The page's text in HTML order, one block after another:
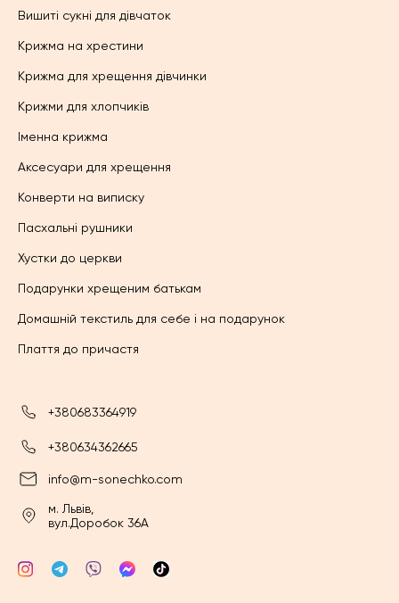
Вишиті сукні для дівчаток
Крижма на хрестини
Крижма для хрещення дівчинки
Крижми для хлопчиків
Іменна крижма
Аксесуари для хрещення
Конверти на виписку
Пасхальні рушники
Хустки до церкви
Подарунки хрещеним батькам
Домашній текстиль для себе і на подарунок
Плаття до причастя
+380683364919
+380634362665
info@m-sonechko.com
м. Львів,
вул.Доробок 36А